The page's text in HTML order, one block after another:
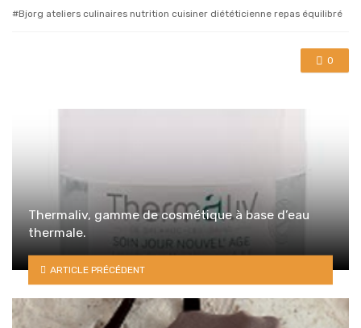
with
Bjorg ateliers culinaires nutrition cuisiner diététicienne repas équilibré
0
Thermaliv, gamme de cosmétique à base d’eau
thermale.
ARTICLE PRÉCÉDENT